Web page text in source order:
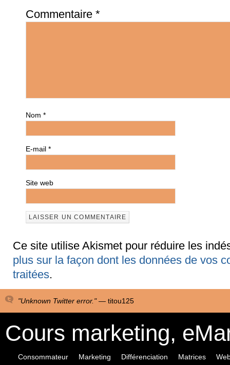
Commentaire *
Nom *
E-mail *
Site web
Ce site utilise Akismet pour réduire les
plus sur la façon dont les données de vos
traitées.
"Unknown Twitter error." — titou125
Cours marketing,
Consommateur Marketing Différenciation Matrices